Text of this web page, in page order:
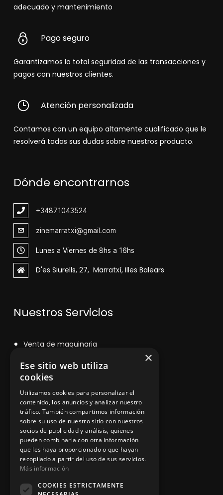
adecuado y mantenimiento
Pago seguro
Garantizamos la total seguridad de las transacciones y
pagos con nuestros clientes.
Atención personalizada
Contamos con un equipo altamente cualificado que le
resolverá todas sus dudas sobre nuestros producto.
Dónde encontrarnos
+34871043524
zinemarratxi@gmail.com
Lunes a Viernes de 8hs a 16hs
D'es Siurells, 27, Marratxí, Illes Balears
Nuestros Servicios
Venta de maquinaria
Asesoramiento personalizado
Instalación y reparación
Contacto
Información legal
×
Ese sitio web utiliza
cookies
Utilizamos cookies para personalizar el
contenido, los anuncios y analizar nuestro
tráfico. También compartimos información
sobre su uso de nuestro sitio con nuestros
socios de publicidad y análisis, quienes
pueden combinarla con otra información
que les haya proporcionado o que hayan
recopilado a partir del uso de sus servicios.
Más información
COOKIES ESTRICTAMENTE